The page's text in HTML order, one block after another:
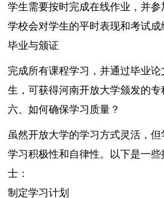
学生需要按时完成在线作业，并参
学校会对学生的平时表现和考试成
毕业与颁证
完成所有课程学习，并通过毕业
生，可获得河南开放大学颁发的专
六、如何确保学习质量？
虽然开放大学的学习方式灵活，
学习积极性和自律性。以下是一
士：
制定学习计划